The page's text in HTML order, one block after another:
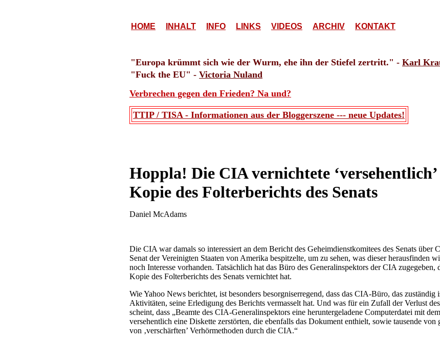
HOME INHALT INFO LINKS VIDEOS ARCHIV KONTAKT
"Europa krümmt sich wie der Wurm, ehe ihn der Stiefel zertritt." - Karl
"Fuck the EU" - Victoria Nuland
Verbrechen gegen den Frieden? Na und?
TTIP / TISA - Informationen aus der Bloggerszene --- neue Updates!
Hoppla! Die CIA vernichtete
Kopie des Folterberichts des Senats
Daniel McAdams
Die CIA war damals so interessiert an dem Bericht des Geheimdienstkomitees des Senats über
Senat der Vereinigten Staaten von Amerika bespitzelte, um zu sehen, was dieser herausfinden
noch Interesse vorhanden. Tatsächlich hat das Büro des Generalinspektors der CIA zugegeben,
Kopie des Folterberichts des Senats vernichtet hat.
Wie Yahoo News berichtet, ist besonders besorgniserregend, dass das CIA-Büro, das
Aktivitäten, seine Erledigung des Berichts vermasselt hat. Und was für ein Zufall der Verlust
scheint, dass „Beamte des CIA-Generalinspektors eine heruntergeladene Computerdatei mit
versehentlich eine Diskette zerstörten, die ebenfalls das Dokument enthielt, sowie tausende von
von ‚verschärften’ Verhörmethoden durch die CIA.“